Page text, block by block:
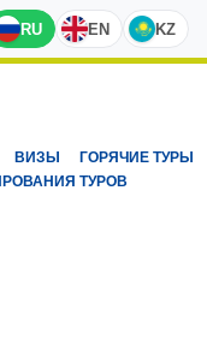
RU EN KZ
ВИЗЫ
ГОРЯЧИЕ ТУРЫ
ТУРОВ